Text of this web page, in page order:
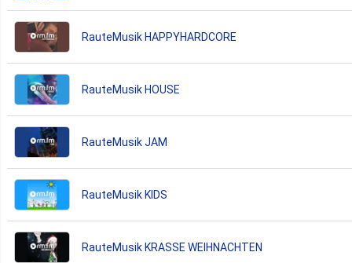
RauteMusik HAPPYHARDCORE
RauteMusik HOUSE
RauteMusik JAM
RauteMusik KIDS
RauteMusik KRASSE WEIHNACHTEN